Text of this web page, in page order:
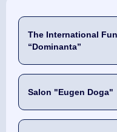
The International
“Dominanta”
Salon "Eugen Doga"